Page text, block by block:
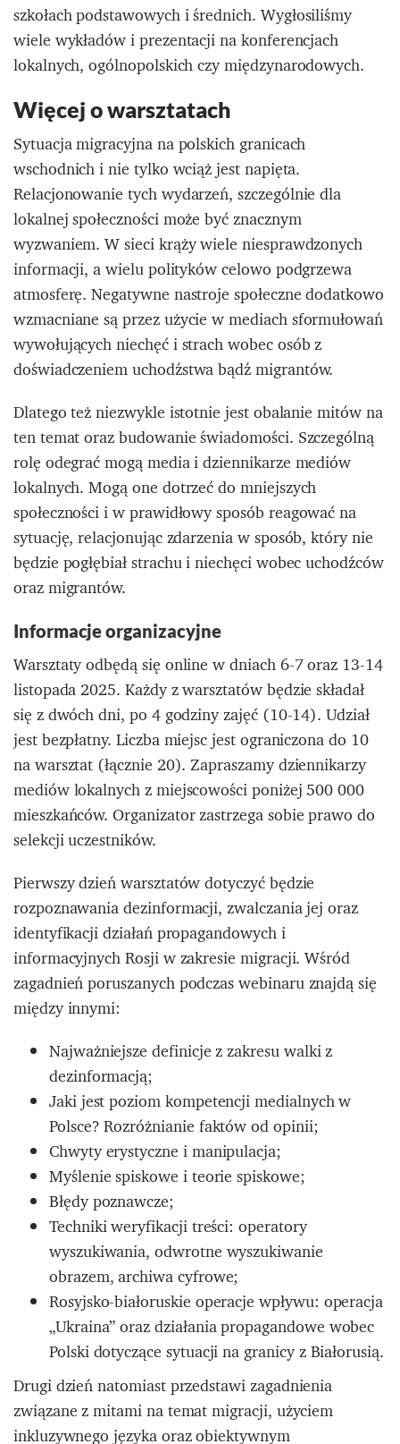
szkołach podstawowych i średnich. Wygłosiliśmy
wiele wykładów i prezentacji na konferencjach
lokalnych, ogólnopolskich czy międzynarodowych.
Więcej o warsztatach
Sytuacja migracyjna na polskich granicach
wschodnich i nie tylko wciąż jest napięta.
Relacjonowanie tych wydarzeń, szczególnie dla
lokalnej społeczności może być znacznym
wyzwaniem. W sieci krąży wiele niesprawdzonych
informacji, a wielu polityków celowo podgrzewa
atmosferę. Negatywne nastroje społeczne dodatkowo
wzmacniane są przez użycie w mediach sformułowań
wywołujących niechęć i strach wobec osób z
doświadczeniem uchodźstwa bądź migrantów.
Dlatego też niezwykle istotnie jest obalanie mitów na
ten temat oraz budowanie świadomości. Szczególną
rolę odegrać mogą media i dziennikarze mediów
lokalnych. Mogą one dotrzeć do mniejszych
społeczności i w prawidłowy sposób reagować na
sytuację, relacjonując zdarzenia w sposób, który nie
będzie pogłębiał strachu i niechęci wobec uchodźców
oraz migrantów.
Informacje organizacyjne
Warsztaty odbędą się online w dniach 6-7 oraz 13-14
listopada 2025. Każdy z warsztatów będzie składał
się z dwóch dni, po 4 godziny zajęć (10-14). Udział
jest bezpłatny. Liczba miejsc jest ograniczona do 10
na warsztat (łącznie 20). Zapraszamy dziennikarzy
mediów lokalnych z miejscowości poniżej 500 000
mieszkańców. Organizator zastrzega sobie prawo do
selekcji uczestników.
Pierwszy dzień warsztatów dotyczyć będzie
rozpoznawania dezinformacji, zwalczania jej oraz
identyfikacji działań propagandowych i
informacyjnych Rosji w zakresie migracji. Wśród
zagadnień poruszanych podczas webinaru znajdą się
między innymi:
Najważniejsze definicje z zakresu walki z
dezinformacją;
Jaki jest poziom kompetencji medialnych w
Polsce? Rozróżnianie faktów od opinii;
Chwyty erystyczne i manipulacja;
Myślenie spiskowe i teorie spiskowe;
Błędy poznawcze;
Techniki weryfikacji treści: operatory
wyszukiwania, odwrotne wyszukiwanie
obrazem, archiwa cyfrowe;
Rosyjsko-białoruskie operacje wpływu: operacja
„Ukraina” oraz działania propagandowe wobec
Polski dotyczące sytuacji na granicy z Białorusią.
Drugi dzień natomiast przedstawi zagadnienia
związane z mitami na temat migracji, użyciem
inkluzywnego języka oraz obiektywnym